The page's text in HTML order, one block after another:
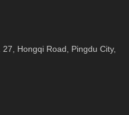
Hongqi Road, Pingdu City,